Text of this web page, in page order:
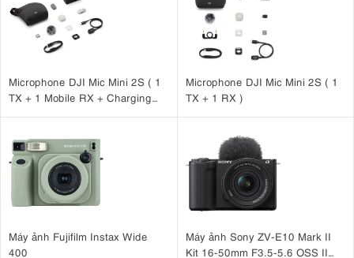
Microphone DJI Mic Mini 2S ( 1
TX + 1 Mobile RX + Charging
Microphone DJI Mic Mini 2S ( 1
TX + 1 RX )
Máy ảnh Fujifilm Instax Wide
400
Máy ảnh Sony ZV-E10 Mark II
Kit 16-50mm F3.5-5.6 OSS II